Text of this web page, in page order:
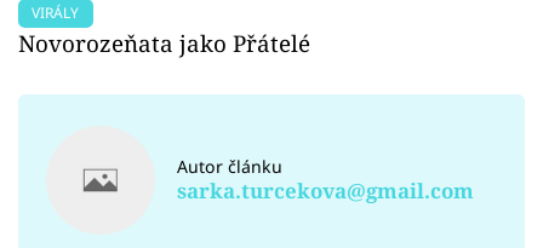
VIRÁLY
Novorozeňata jako Přátelé
Autor článku
sarka.turcekova@gmail.com